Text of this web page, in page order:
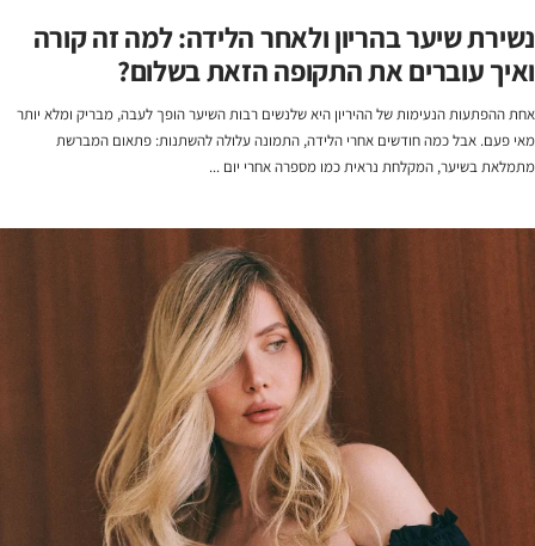
נשירת שיער בהריון ולאחר הלידה: למה זה קורה
ואיך עוברים את התקופה הזאת בשלום?
אחת ההפתעות הנעימות של ההיריון היא שלנשים רבות השיער הופך לעבה, מבריק ומלא יותר
מאי פעם. אבל כמה חודשים אחרי הלידה, התמונה עלולה להשתנות: פתאום המברשת
מתמלאת בשיער, המקלחת נראית כמו מספרה אחרי יום ...